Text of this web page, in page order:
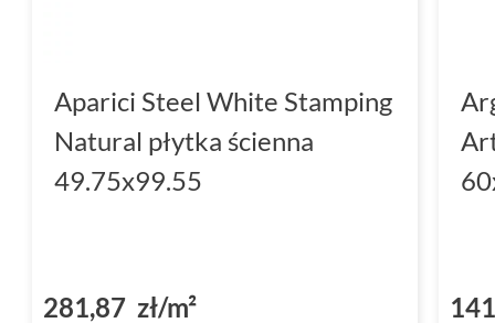
Aparici Steel White Stamping
Natural płytka ścienna
49.75x99.55
281,87 zł/m²